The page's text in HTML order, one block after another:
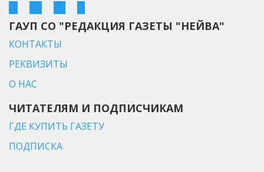
ГАУП СО "РЕДАКЦИЯ ГАЗЕТЫ "НЕЙВА"
КОНТАКТЫ
РЕКВИЗИТЫ
О НАС
ЧИТАТЕЛЯМ И ПОДПИСЧИКАМ
ГДЕ КУПИТЬ ГАЗЕТУ
ПОДПИСКА